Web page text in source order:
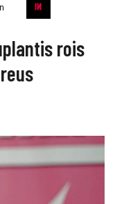
rois